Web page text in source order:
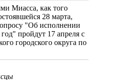
Миасса, как того
28 марта,
"Об исполнении
пройдут 17 апреля с
городского округа по